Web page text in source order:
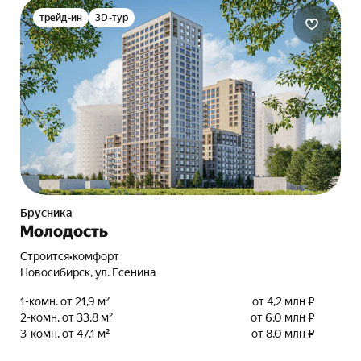
трейд-ин 3D-тур
Брусника
Молодость
Строится•комфорт
Новосибирск, ул. Есенина
1-комн. от 21,9 м²
от 4,2 млн ₽
2-комн. от 33,8 м²
от 6,0 млн ₽
3-комн. от 47,1 м²
от 8,0 млн ₽